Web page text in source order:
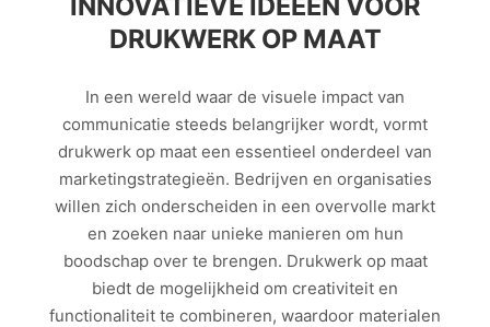
DRUKWERK OP MAAT
In een wereld waar de visuele impact van
communicatie steeds belangrijker wordt, vormt
drukwerk op maat een essentieel onderdeel van
marketingstrategieën. Bedrijven en organisaties
willen zich onderscheiden in een overvolle markt
en zoeken naar unieke manieren om hun
boodschap over te brengen. Drukwerk op maat
biedt de mogelijkheid om creativiteit en
functionaliteit te combineren, waardoor materialen